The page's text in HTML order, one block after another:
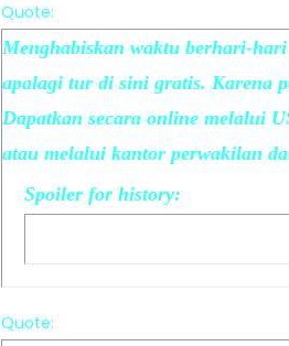
Quote:
Menghabiskan waktu berhari-
apalagi tur di sini gratis. Karena
Dapatkan secara online melalui
atau melalui kantor perwakilan
Spoiler for history:
Quote: